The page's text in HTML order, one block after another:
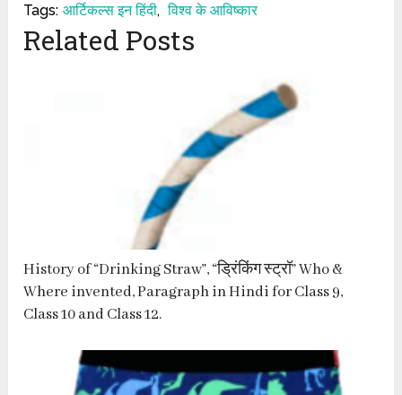
Tags: आर्टिकल्स इन हिंदी, विश्व के आविष्कार
Related Posts
History of “Drinking Straw”, “ड्रिंकिंग स्ट्रॉ” Who &
Where invented, Paragraph in Hindi for Class 9,
Class 10 and Class 12.